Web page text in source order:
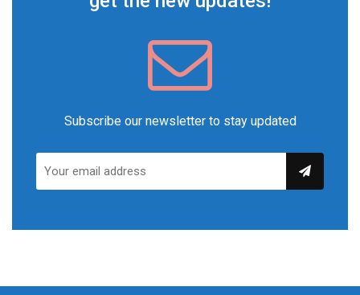
Subscribe our newsletter to stay updated